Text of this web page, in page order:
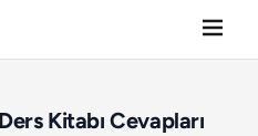
Kitabı Cevapları